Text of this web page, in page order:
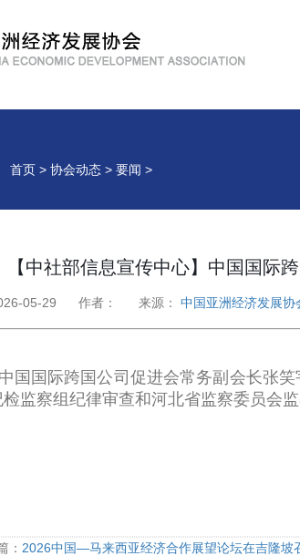
首页 > 协会动态 > 要闻 >
【中社部信息宣传中心】中国国际
05-29 作者： 来源： 中国亚洲经济发展协
中国国际跨国公司促进会常务副会长张
监察组纪律审查和河北省监察委员会监
： 2026中国—马来西亚经济合作展望论坛在吉隆坡